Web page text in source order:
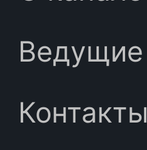
Ведущие
Контакты